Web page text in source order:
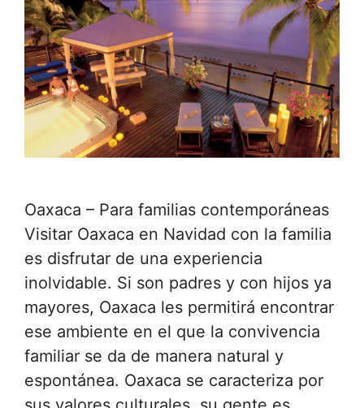
Oaxaca – Para familias contemporáneas
Visitar Oaxaca en Navidad con la familia
es disfrutar de una experiencia
inolvidable. Si son padres y con hijos ya
mayores, Oaxaca les permitirá encontrar
ese ambiente en el que la convivencia
familiar se da de manera natural y
espontánea. Oaxaca se caracteriza por